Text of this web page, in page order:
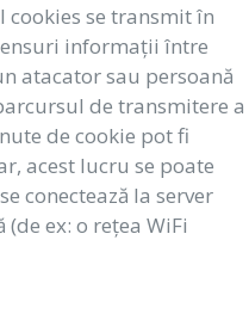
se transmit în
informații între
atacator sau persoană
de transmitere a
de cookie pot fi
acest lucru se poate
conectează la server
ex: o rețea WiFi